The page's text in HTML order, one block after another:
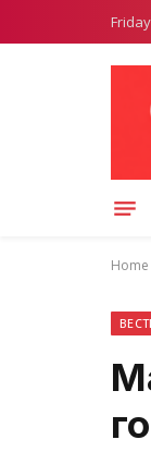
Home